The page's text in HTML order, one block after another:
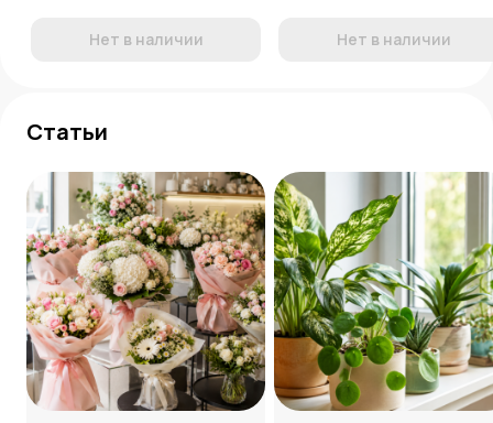
Нет в наличии Нет в наличии
Статьи